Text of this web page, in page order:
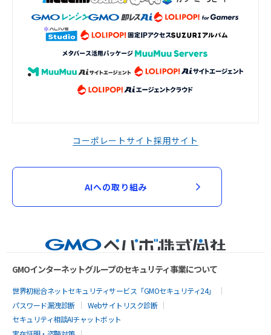
コーポレートサイト採用サイト
AIへの取り組み
GMOインターネットグループのセキュリティ事業について
世界初総合ネットセキュリティサービス「GMOセキュリティ24」
パスワード漏洩診断
Webサイトリスク診断
セキュリティ相談AIチャットボット